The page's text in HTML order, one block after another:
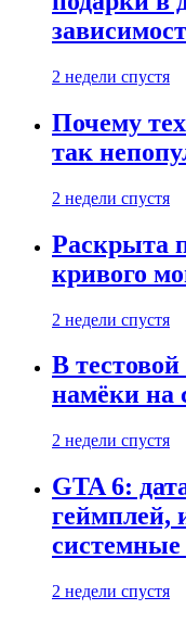
2 недели спустя
Почему
так
2 недели спустя
Раскрыта
кривого
2 недели спустя
В
намёки на
2 недели спустя
GTA 6:
геймплей,
системные
2 недели спустя